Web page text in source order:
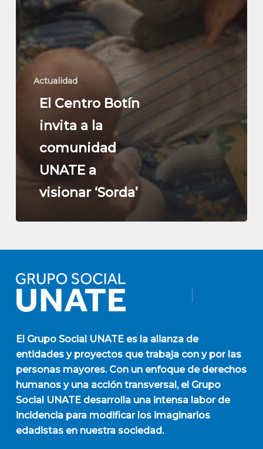
Actualidad
El Centro Botín
invita a la
comunidad
UNATE a
visionar ‘Sorda’
El Grupo Social UNATEes la alianza de
entidades y proyectos que trabaja con y por las
personas mayores. Con un enfoque de derechos
humanos y una acción transversal, el Grupo
Social UNATE desarrolla una intensa labor de
incidencia para modificar los imaginarios
edadistas en nuestra sociedad.